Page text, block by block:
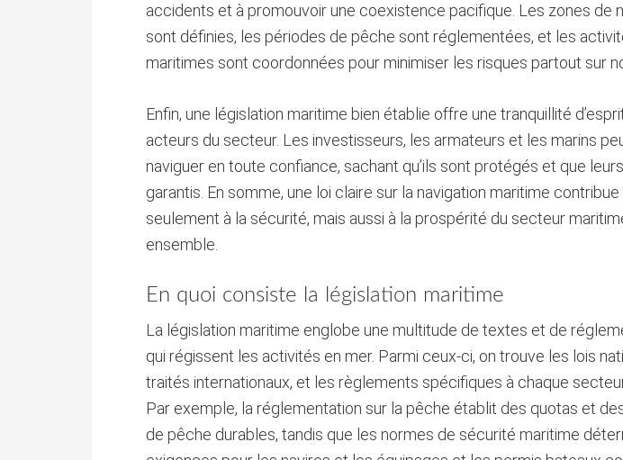
accidents et à promouvoir une coexistence pacifique. Les zones de
sont définies, les périodes de pêche sont réglementées, et les
maritimes sont coordonnées pour minimiser les risques partout sur
Enfin, une législation maritime bien établie offre une tranquillité
acteurs du secteur. Les investisseurs, les armateurs et les marins
naviguer en toute confiance, sachant qu’ils sont protégés et que
garantis. En somme, une loi claire sur la navigation maritime contribue
seulement à la sécurité, mais aussi à la prospérité du secteur
ensemble.
En quoi consiste la législation maritime
La législation maritime englobe une multitude de textes et de
qui régissent les activités en mer. Parmi ceux-ci, on trouve les lois
traités internationaux, et les règlements spécifiques à chaque secteur
Par exemple, la réglementation sur la pêche établit des quotas et
de pêche durables, tandis que les normes de sécurité maritime